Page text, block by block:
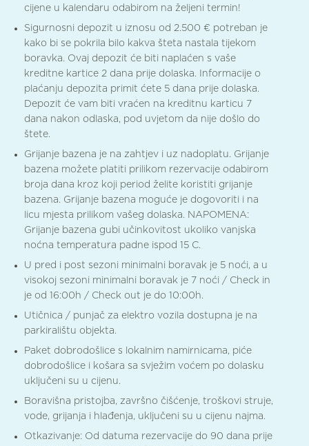
cijene u kalendaru odabirom na željeni termin!
Sigurnosni depozit u iznosu od 2.500 € potreban je
kako bi se pokrila bilo kakva šteta nastala tijekom
boravka. Ovaj depozit će biti naplaćen s vaše
kreditne kartice 2 dana prije dolaska. Informacije o
plaćanju depozita primit ćete 5 dana prije dolaska.
Depozit će vam biti vraćen na kreditnu karticu 7
dana nakon odlaska, pod uvjetom da nije došlo do
štete.
Grijanje bazena je na zahtjev i uz nadoplatu. Grijanje
bazena možete platiti prilikom rezervacije odabirom
broja dana kroz koji period želite koristiti grijanje
bazena. Grijanje bazena moguće je dogovoriti i na
licu mjesta prilikom vašeg dolaska. NAPOMENA:
Grijanje bazena gubi učinkovitost ukoliko vanjska
noćna temperatura padne ispod 15 C.
U pred i post sezoni minimalni boravak je 5 noći, a u
visokoj sezoni minimalni boravak je 7 noći / Check in
je od 16:00h / Check out je do 10:00h.
Utičnica / punjač za elektro vozila dostupna je na
parkiralištu objekta.
Paket dobrodošlice s lokalnim namirnicama, piće
dobrodošlice i košara sa svježim voćem po dolasku
uključeni su u cijenu.
Boravišna pristojba, završno čišćenje, troškovi struje,
vode, grijanja i hlađenja, uključeni su u cijenu najma.
Otkazivanje: Od datuma rezervacije do 90 dana prije